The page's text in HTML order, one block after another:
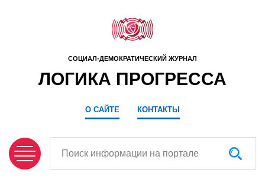
О САЙТЕ КОНТАКТЫ
СОЦИАЛ-ДЕМОКРАТИЧЕСКИЙ ЖУРНАЛ
ЛОГИКА ПРОГРЕССА